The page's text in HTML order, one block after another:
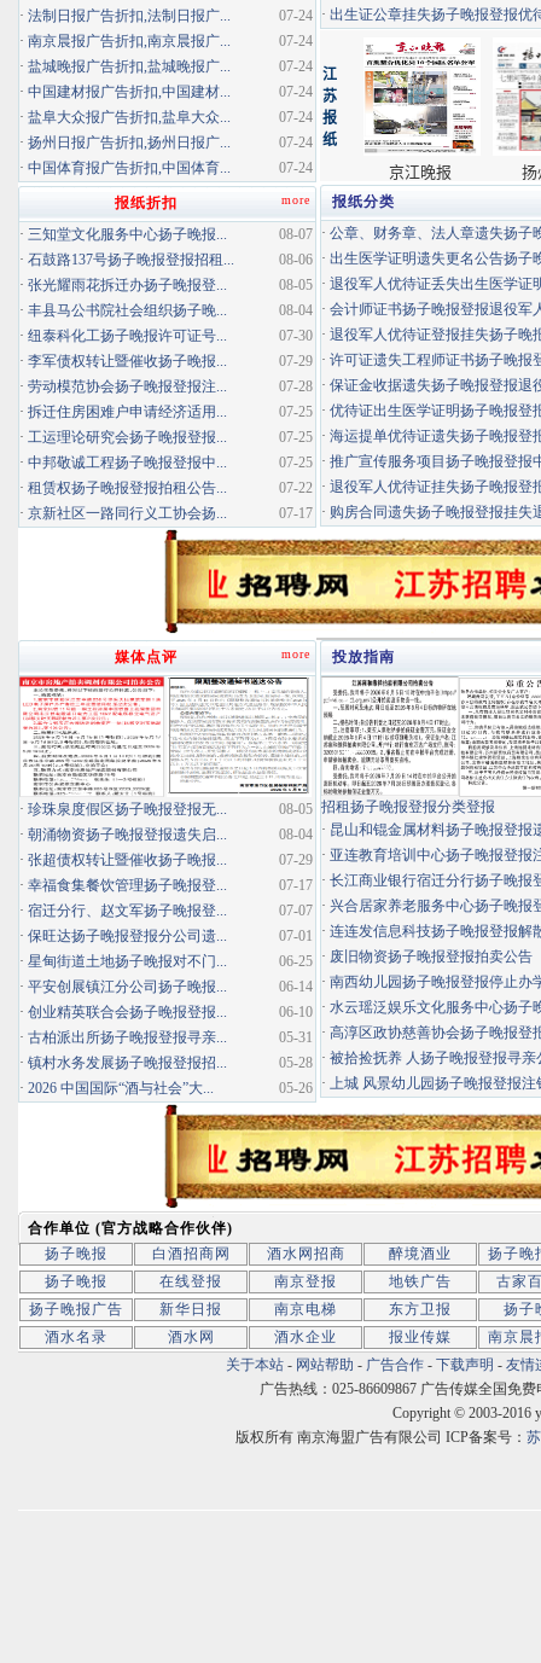
· 出生证公章挂失扬子晚报登报优
报纸分类
· 公章、财务章、法人章遗失扬子
· 出生医学证明遗失更名公告扬子
· 退役军人优待证丢失出生医学证
· 会计师证书扬子晚报登报退役军
· 退役军人优待证登报挂失扬子晚
· 许可证遗失工程师证书扬子晚报
· 保证金收据遗失扬子晚报登报退
· 优待证出生医学证明扬子晚报登
· 海运提单优待证遗失扬子晚报登
· 推广宣传服务项目扬子晚报登报
· 退役军人优待证挂失扬子晚报登
· 购房合同遗失扬子晚报登报挂失
07-24
· 法制日报广告折扣,法制日报广...
07-24
· 南京晨报广告折扣,南京晨报广...
07-24
· 盐城晚报广告折扣,盐城晚报广...
07-24
· 中国建材报广告折扣,中国建材...
07-24
· 盐阜大众报广告折扣,盐阜大众...
07-24
· 扬州日报广告折扣,扬州日报广...
07-24
· 中国体育报广告折扣,中国体育...
more
报纸折扣
08-07
· 三知堂文化服务中心扬子晚报...
08-06
· 石鼓路137号扬子晚报登报招租...
08-05
· 张光耀雨花拆迁办扬子晚报登...
08-04
· 丰县马公书院社会组织扬子晚...
07-30
· 纽泰科化工扬子晚报许可证号...
07-29
· 李军债权转让暨催收扬子晚报...
07-28
· 劳动模范协会扬子晚报登报注...
07-25
· 拆迁住房困难户申请经济适用...
07-25
· 工运理论研究会扬子晚报登报...
07-25
· 中邦敬诚工程扬子晚报登报中...
07-22
· 租赁权扬子晚报登报拍租公告...
07-17
· 京新社区一路同行义工协会扬...
投放指南
招租扬子晚报登报分类登报
· 昆山和锟金属材料扬子晚报登报
· 亚连教育培训中心扬子晚报登报
· 长江商业银行宿迁分行扬子晚报
· 兴合居家养老服务中心扬子晚报
· 连连发信息科技扬子晚报登报解
· 废旧物资扬子晚报登报拍卖公告
· 南西幼儿园扬子晚报登报停止办
· 水云瑶泛娱乐文化服务中心扬子
· 高淳区政协慈善协会扬子晚报登
· 被拾捡抚养 人扬子晚报登报寻亲
· 上城 风景幼儿园扬子晚报登报注
more
媒体点评
08-05
· 珍珠泉度假区扬子晚报登报无...
08-04
· 朝涌物资扬子晚报登报遗失启...
07-29
· 张超债权转让暨催收扬子晚报...
07-17
· 幸福食集餐饮管理扬子晚报登...
07-07
· 宿迁分行、赵文军扬子晚报登...
07-01
· 保旺达扬子晚报登报分公司遗...
06-25
· 星甸街道土地扬子晚报对不门...
06-14
· 平安创展镇江分公司扬子晚报...
06-10
· 创业精英联合会扬子晚报登报...
05-31
· 古柏派出所扬子晚报登报寻亲...
05-28
· 镇村水务发展扬子晚报登报招...
05-26
· 2026 中国国际“酒与社会”大...
合作单位 (官方战略合作伙伴)
扬子晚报
白酒招商网 酒水网招商 醉境酒业
扬子晚
扬子晚报
在线登报 南京登报 地铁广告
古家
扬子晚报广告
新华日报 南京电梯 东方卫报
扬子
酒水名录
酒水网 酒水企业 报业传媒
南京晨
关于本站 - 网站帮助 - 广告合作 - 下载声明 - 友情
广告热线：025-86609867 广告传媒全国免费
Copyright © 2003-2016
版权所有 南京海盟广告有限公司 ICP备案号：